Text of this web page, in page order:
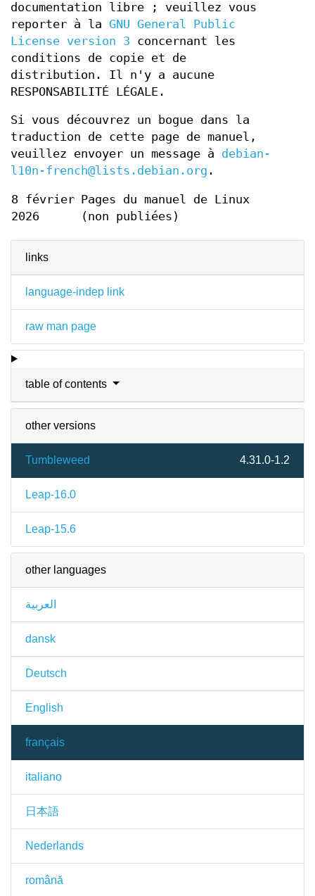
links
language-indep link
raw man page
table of contents
other versions
Tumbleweed 4.31.0-1.2
Leap-16.0
Leap-15.6
other languages
العربية
dansk
Deutsch
English
français
italiano
日本語
Nederlands
română
documentation libre ; veuillez vous
reporter à la GNU General Public
License version 3 concernant les
conditions de copie et de
distribution. Il n'y a aucune
RESPONSABILITÉ LÉGALE.
Si vous découvrez un bogue dans la
traduction de cette page de manuel,
veuillez envoyer un message à debian-
l10n-french@lists.debian.org .
8 février
2026
Pages du manuel de Linux
(non publiées)